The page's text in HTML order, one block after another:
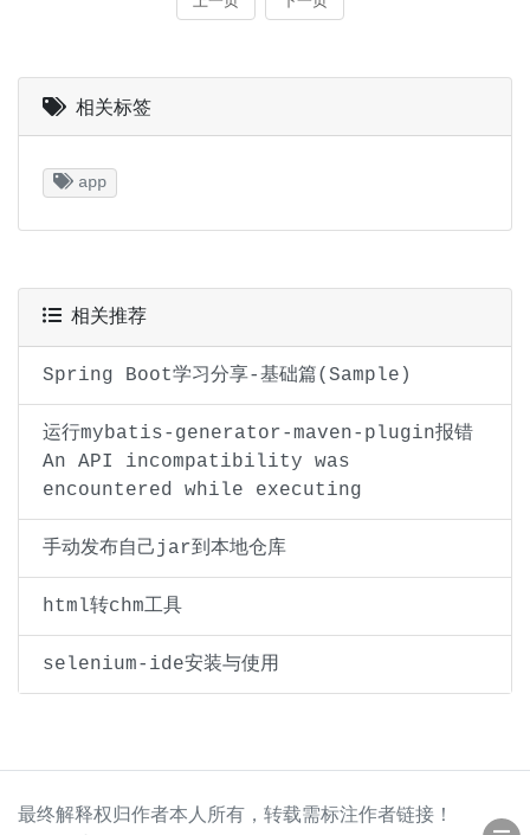
相关标签
app
相关推荐
Spring Boot学习分享-基础篇(Sample)
运行mybatis-generator-maven-plugin报错
An API incompatibility was
encountered while executing
手动发布自己jar到本地仓库
html转chm工具
selenium-ide安装与使用
最终解释权归作者本人所有，转载需标注作者链接！